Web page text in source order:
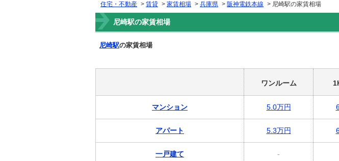
住宅・不動産 > 賃貸 > 家賃相場 > 兵庫県 > 阪神電鉄本線 > 尼崎駅の家賃相場
尼崎駅の家賃相場
尼崎駅の家賃相場
ワンルーム
マンション 5.0万円
アパート 5.3万円
一戸建て -